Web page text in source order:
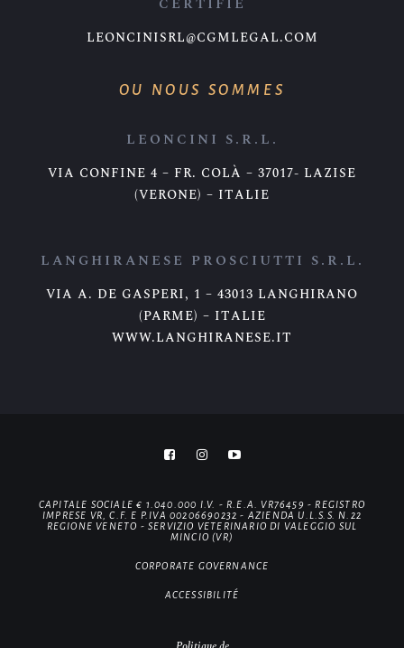
LEONCINISRL@CGMLEGAL.COM
OU NOUS SOMMES
LEONCINI S.R.L.
VIA CONFINE 4 – FR. COLÀ – 37017- LAZISE
(VERONE) – ITALIE
LANGHIRANESE PROSCIUTTI S.R.L.
VIA A. DE GASPERI, 1 – 43013 LANGHIRANO
(PARME) – ITALIE
WWW.LANGHIRANESE.IT
CAPITALE SOCIALE € 1.040.000 I.V. - R.E.A. VR76459 - REGISTRO
IMPRESE VR, C.F. E P.IVA 00206690232 - AZIENDA U.L.S.S. N.22
REGIONE VENETO - SERVIZIO VETERINARIO DI VALEGGIO SUL
MINCIO (VR)
CORPORATE GOVERNANCE
ACCESSIBILITÉ